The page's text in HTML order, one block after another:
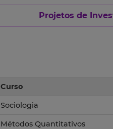
Projetos de
Curso
Sociologia
Métodos Quantitativos